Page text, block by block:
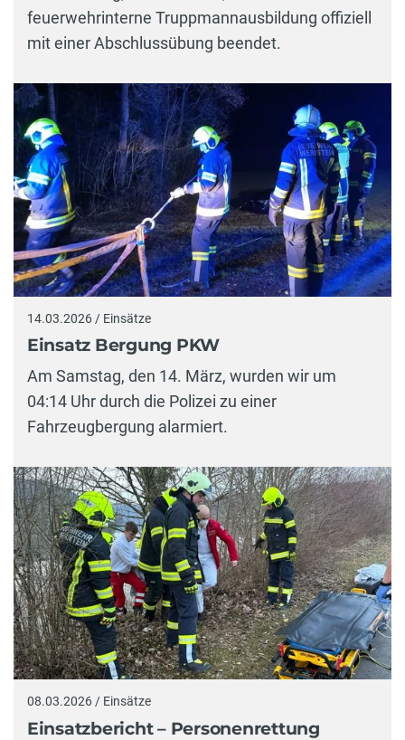
feuerwehrinterne Truppmannausbildung offiziell
mit einer Abschlussübung beendet.
14.03.2026 / Einsätze
Einsatz Bergung PKW
Am Samstag, den 14. März, wurden wir um
04:14 Uhr durch die Polizei zu einer
Fahrzeugbergung alarmiert.
08.03.2026 / Einsätze
Einsatzbericht – Personenrettung